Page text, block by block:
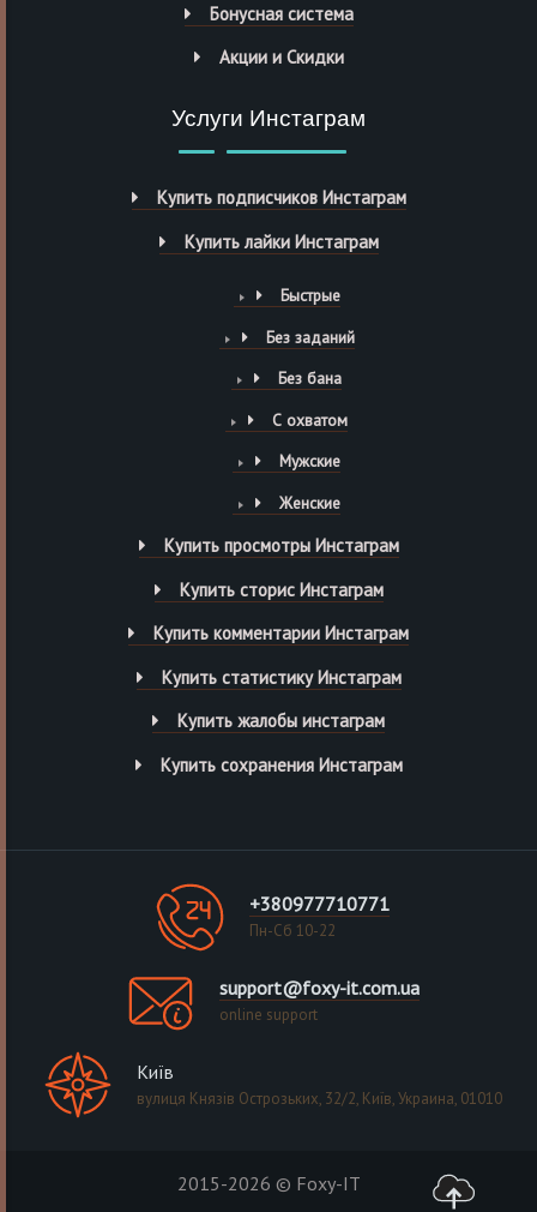
Бонусная система
Акции и Скидки
Услуги Инстаграм
Купить подписчиков Инстаграм
Купить лайки Инстаграм
Быстрые
Без заданий
Без бана
С охватом
Мужские
Женские
Купить просмотры Инстаграм
Купить сторис Инстаграм
Купить комментарии Инстаграм
Купить статистику Инстаграм
Купить жалобы инстаграм
Купить сохранения Инстаграм
+380977710771
Пн-Сб 10-22
support@foxy-it.com.ua
online support
Київ
вулиця Князів Острозьких, 32/2, Київ, Украина, 01010
2015-2026 © Foxy-IT